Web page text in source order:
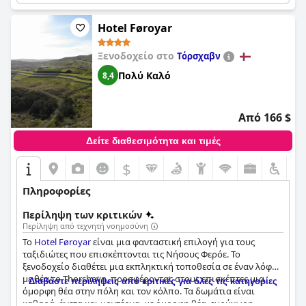
επαινούνται επίσης. Ενώ ορισμένοι επισκέπτες
αντιμετώπισαν προβλήματα με την καθαριότητα και τις
εγκαταστάσεις σπα, συνολικά, οι επισκέπτες είχαν μια
εξαιρετική διαμονή στοHilton Garden Inn Faroe Islands
Hotel Føroyar
Ξενοδοχείο στο Τόρσχαβν
8,4 Πολύ Καλό
Από 166 $
Δείτε διαθεσιμότητα και τιμές
$
Πληροφορίες
Περίληψη των κριτικών
Περίληψη από τεχνητή νοημοσύνη
Το Hotel Føroyarείναι μια φανταστική επιλογή για τους
ταξιδιώτες που επισκέπτονται τις Νήσους Φερόε. Το
ξενοδοχείο διαθέτει μια εκπληκτική τοποθεσία σε έναν λόφο
με θέα το Thorshavn, προσφέροντας στους επισκέπτες μια
όμορφη θέα στην πόλη και τον κόλπο. Τα δωμάτια είναι
καθαρά, άνετα και μοντέρνα, με όμορφη θέα, ευρύχωρη
Διαβάστε περιλήψεις από κριτικές για όλες τις κατηγορίες